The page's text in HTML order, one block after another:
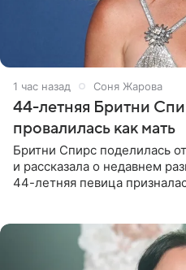
1 час назад Соня Жарова
44-летняя Бритни
провалилась как мать
Бритни Спирс поделилась
и рассказала о недавнем
44-летняя певица